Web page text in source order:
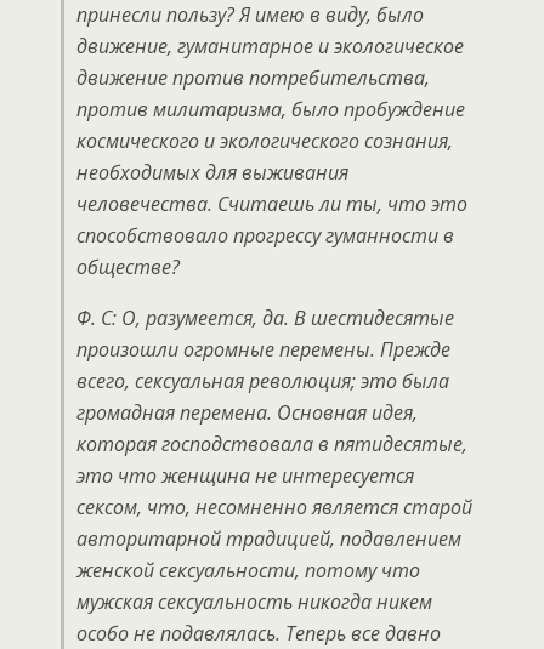
принесли пользу? Я имею в виду, было
движение, гуманитарное и экологическое
движение против потребительства,
против милитаризма, было пробуждение
космического и экологического сознания,
необходимых для выживания
человечества. Считаешь ли ты, что это
способствовало прогрессу гуманности в
обществе?
Ф. С: О, разумеется, да. В шестидесятые
произошли огромные перемены. Прежде
всего, сексуальная революция; это была
громадная перемена. Основная идея,
которая господствовала в пятидесятые,
это что женщина не интересуется
сексом, что, несомненно является старой
авторитарной традицией, подавлением
женской сексуальности, потому что
мужская сексуальность никогда никем
особо не подавлялась. Теперь все давно